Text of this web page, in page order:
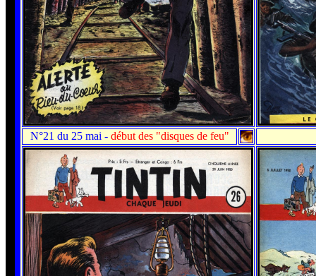
N°21 du 25 mai - début des "disques de feu"